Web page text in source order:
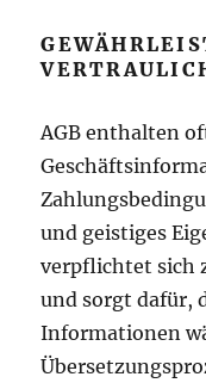
AGB enthalten
und geistiges
verpflichtet sich
und sorgt dafür,
Informationen